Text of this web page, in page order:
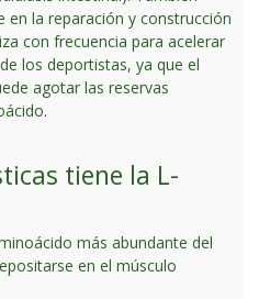
en la reparación y construcción
con frecuencia para acelerar
los deportistas, ya que el
agotar las reservas
tiene la L-
más abundante del
en el músculo